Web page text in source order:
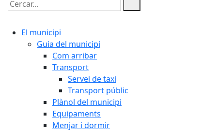
Cercar:
El municipi
Guia del municipi
Com arribar
Transport
Servei de taxi
Transport públic
Plànol del municipi
Equipaments
Menjar i dormir